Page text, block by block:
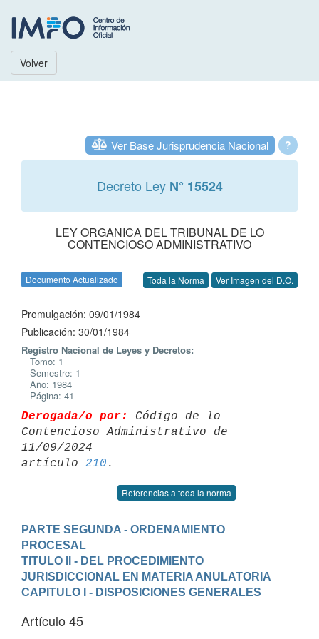
Volver
?
Ver Base Jurisprudencia Nacional
Decreto Ley N° 15524
LEY ORGANICA DEL TRIBUNAL DE LO
CONTENCIOSO ADMINISTRATIVO
Documento Actualizado Toda la Norma Ver Imagen del D.O.
Promulgación: 09/01/1984
Publicación: 30/01/1984
Registro Nacional de Leyes y Decretos:
Tomo: 1
Semestre: 1
Año: 1984
Página: 41
Derogada/o por:
Código de lo
Contencioso Administrativo de
11/09/2024
artículo 210
Referencias a toda la norma
PARTE SEGUNDA - ORDENAMIENTO
PROCESAL
TITULO II - DEL PROCEDIMIENTO
JURISDICCIONAL EN MATERIA ANULATORIA
CAPITULO I - DISPOSICIONES GENERALES
Artículo 45